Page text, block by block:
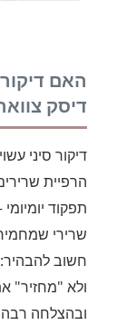
האם
דיסק
דיקור סיני
הרפיית
תפקוד
שרירי
חשוב
ולא "מחזיר"
ובהצלחה